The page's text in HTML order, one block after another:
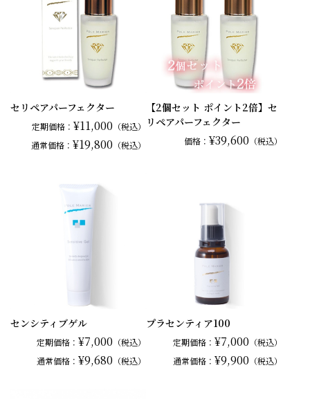
セリペアパーフェクター
定期価格：¥11,000 （税込）
通常価格：¥19,800 （税込）
【2個セット ポイント2倍】セ
リペアパーフェクター
価格： ¥39,600 （税込）
センシティブゲル
定期価格：¥7,000 （税込）
通常価格：¥9,680 （税込）
プラセンティア100
定期価格： ¥7,000 （税込）
通常価格： ¥9,900 （税込）